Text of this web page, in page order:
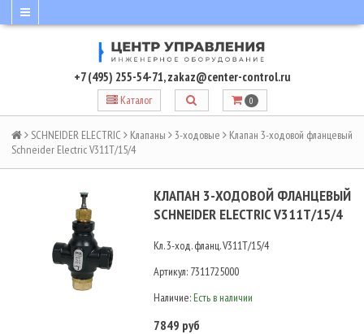
+7 (495) 255-54-71,zakaz@center-control.ru
Каталог 0
SCHNEIDER ELECTRIC Клапаны 3-ходовые
Клапан 3-ходовой фланцевый
Schneider Electric V311T/15/4
КЛАПАН 3-ХОДОВОЙ ФЛАНЦЕВЫЙ
SCHNEIDER ELECTRIC V311T/15/4
Кл. 3-ход. фланц. V311T/15/4
Артикул: 7311725000
Наличие: Есть в наличии
7849 руб